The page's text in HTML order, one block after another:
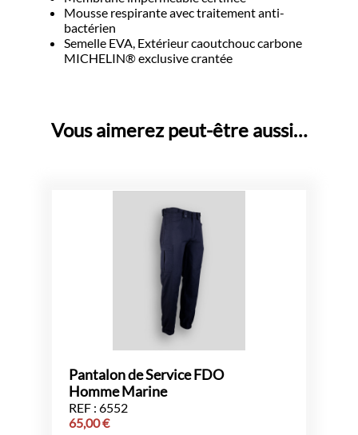
Mousse respirante avec traitement anti-
bactérien
Semelle EVA, Extérieur caoutchouc carbone
MICHELIN® exclusive crantée
Vous aimerez peut-être aussi…
Pantalon de Service FDO
Homme Marine
REF : 6552
65,00€